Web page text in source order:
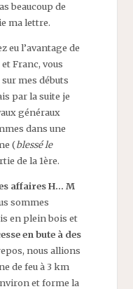
beaucoup de
ma lettre.
eu l’avantage de
Franc, vous
mes débuts
par la suite je
généraux
dans une
(blessé le
de la 1ère.
affaires H… M
sommes
en plein bois et
en bute à des
nous allions
de feu à 3 km
et forme la